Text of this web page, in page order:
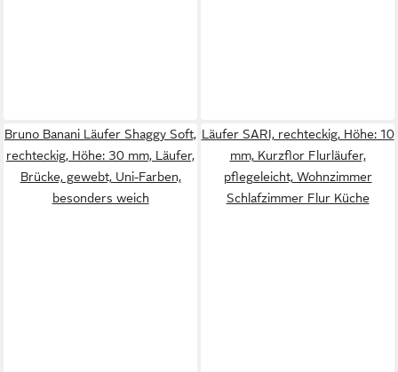
Bruno Banani Läufer Shaggy Soft,
rechteckig, Höhe: 30 mm, Läufer,
Brücke, gewebt, Uni-Farben,
besonders weich
Läufer SARI, rechteckig, Höhe: 10
mm, Kurzflor Flurläufer,
pflegeleicht, Wohnzimmer
Schlafzimmer Flur Küche